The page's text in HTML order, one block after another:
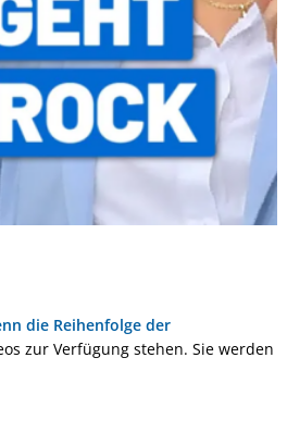
die Reihenfolge der
zur Verfügung stehen. Sie werden